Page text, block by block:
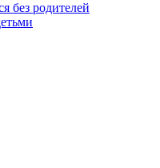
без родителей